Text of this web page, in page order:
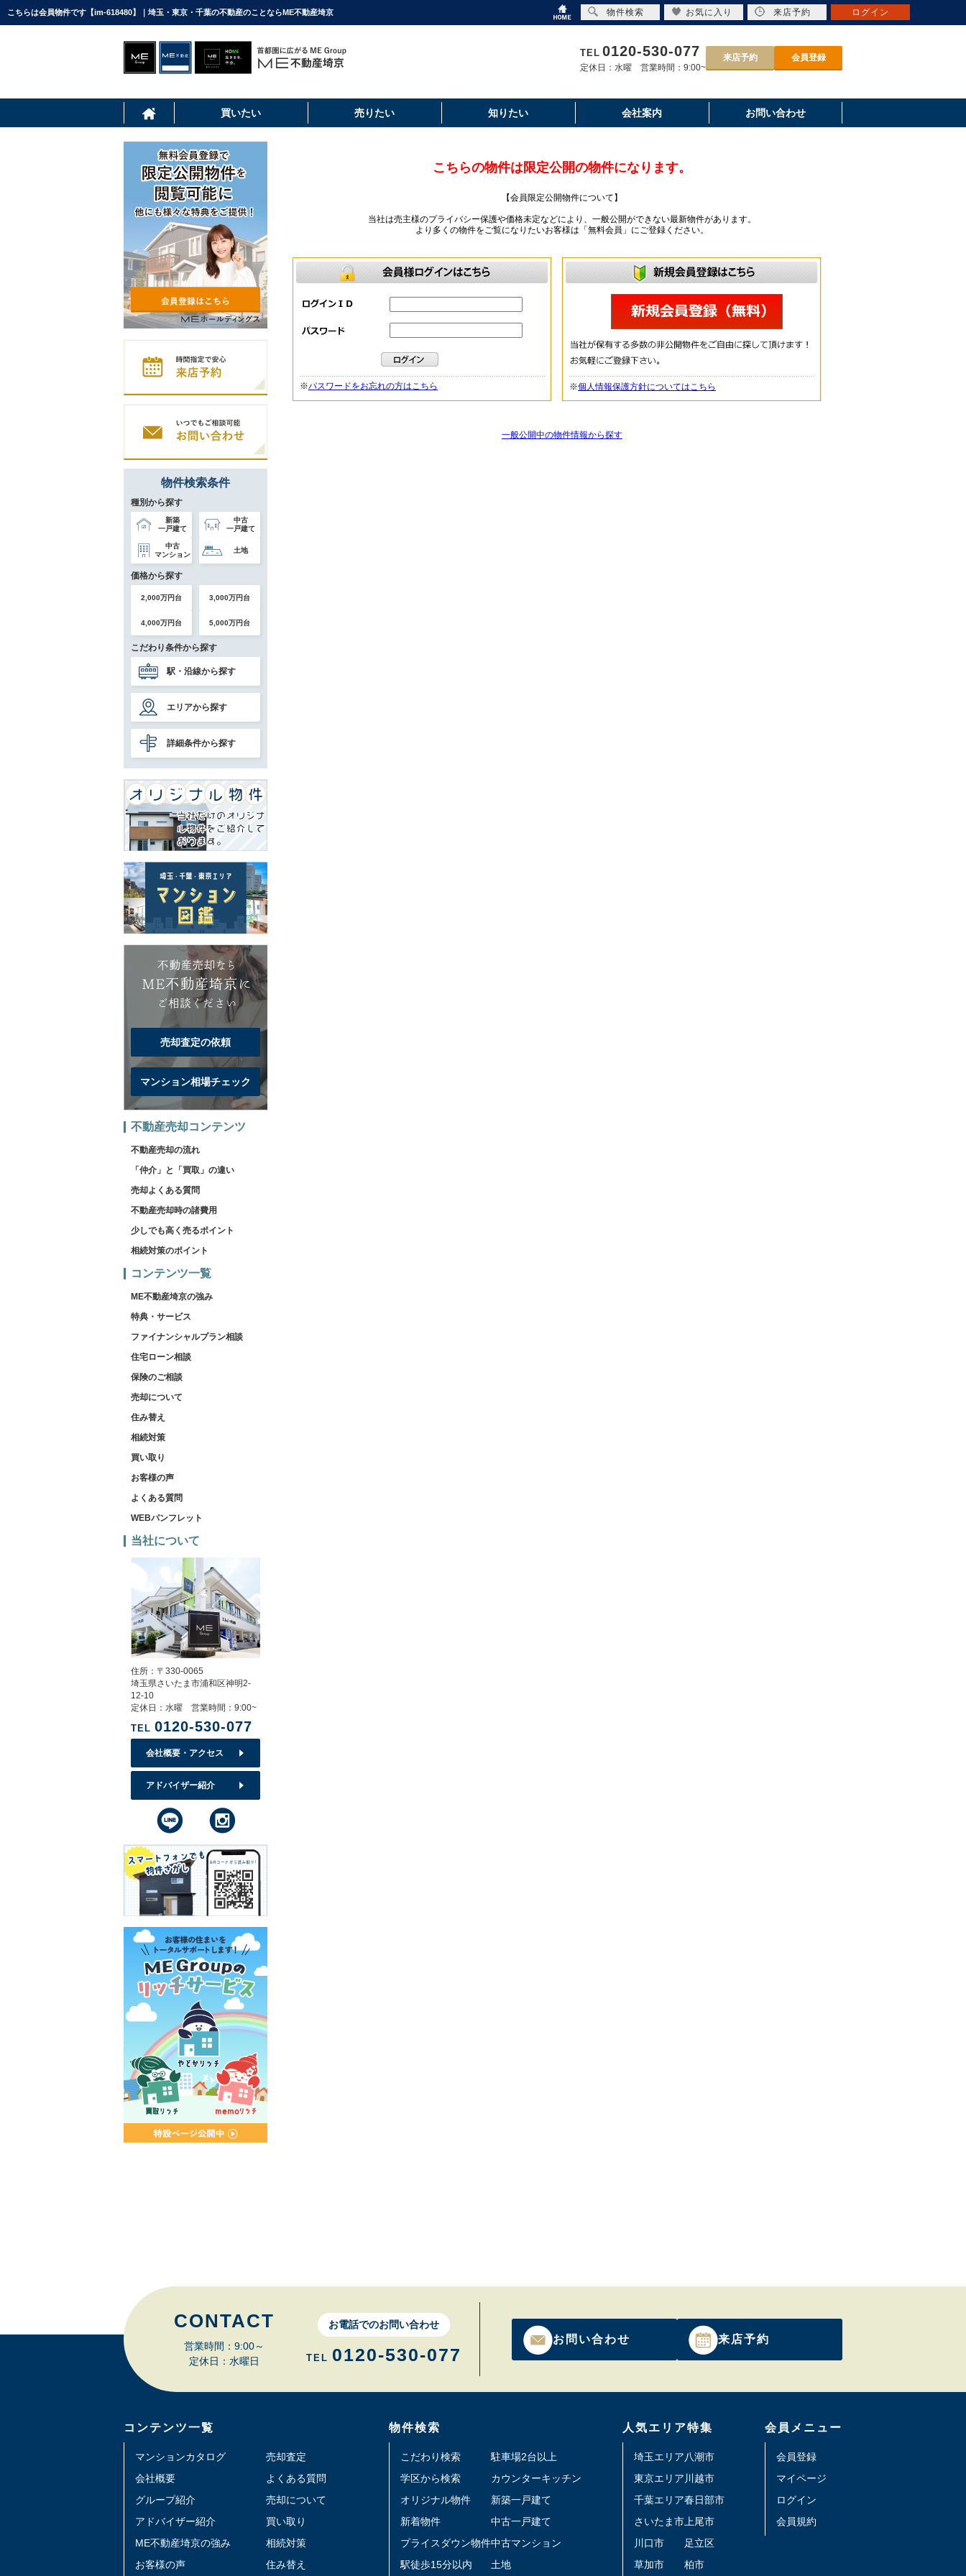
こちらは会員物件です【im-618480】｜埼玉・東京・千葉の不動産のことならME不動産埼京
TEL 0120-530-077
定休日：水曜 営業時間：9:00~
来店予約 会員登録
買いたい 売りたい 知りたい 会社案内 お問い合わせ
こちらの物件は限定公開の物件になります。
【会員限定公開物件について】
当社は売主様のプライバシー保護や価格未定などにより、一般公開ができない最新物件があります。
より多くの物件をご覧になりたいお客様は「無料会員」にご登録ください。
※パスワードをお忘れの方はこちら ※個人情報保護方針についてはこちら
一般公開中の物件情報から探す
物件検索条件
種別から探す
新築
一戸建て
中古
一戸建て
中古
マンション
土地
価格から探す
2,000万円台 3,000万円台
4,000万円台 5,000万円台
こだわり条件から探す
駅・沿線から探す
エリアから探す
詳細条件から探す
売却査定の依頼
マンション相場チェック
不動産売却コンテンツ
不動産売却の流れ
「仲介」と「買取」の違い
売却よくある質問
不動産売却時の諸費用
少しでも高く売るポイント
相続対策のポイント
コンテンツ一覧
ME不動産埼京の強み
特典・サービス
ファイナンシャルプラン相談
住宅ローン相談
保険のご相談
売却について
住み替え
相続対策
買い取り
お客様の声
よくある質問
WEBパンフレット
当社について
住所：〒330-0065
埼玉県さいたま市浦和区神明2-
12-10
定休日：水曜 営業時間：9:00~
TEL 0120-530-077
会社概要・アクセス
アドバイザー紹介
CONTACT
営業時間：9:00～
定休日：水曜日
お電話でのお問い合わせ
TEL 0120-530-077
お問い合わせ 来店予約
コンテンツ一覧
マンションカタログ
会社概要
グループ紹介
アドバイザー紹介
ME不動産埼京の強み
お客様の声
売却査定
よくある質問
売却について
買い取り
相続対策
住み替え
物件検索
こだわり検索
学区から検索
オリジナル物件
新着物件
プライスダウン物件
駅徒歩15分以内
駐車場2台以上
カウンターキッチン
新築一戸建て
中古一戸建て
中古マンション
土地
人気エリア特集
埼玉エリア
東京エリア
千葉エリア
さいたま市
川口市
草加市
八潮市
川越市
春日部市
上尾市
足立区
柏市
会員メニュー
会員登録
マイページ
ログイン
会員規約
物件検索 お気に入り 来店予約 ログイン